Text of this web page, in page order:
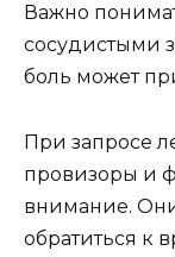
Важно
сосудистыми
боль может
При запросе
провизоры и
внимание.
обратиться к